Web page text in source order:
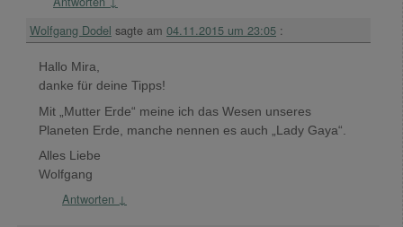
Wolfgang Dodel sagte am 04.11.2015 um 23:05 :
Hallo Mira,
danke für deine Tipps!
Mit „Mutter Erde“ meine ich das Wesen unseres
Planeten Erde, manche nennen es auch „Lady Gaya“.
Alles Liebe
Wolfgang
Antworten ↓